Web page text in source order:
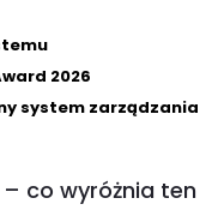
2026
system zarządzania
– co wyróżnia ten